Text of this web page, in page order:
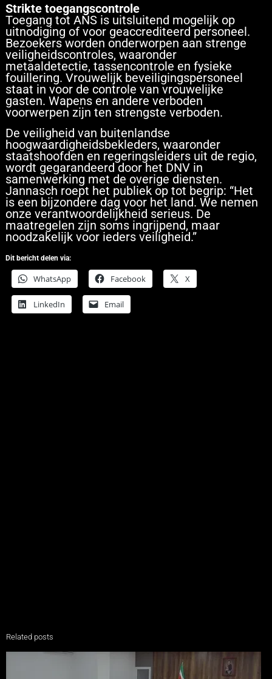
Strikte toegangscontrole
Toegang tot ANS is uitsluitend mogelijk op
uitnodiging of voor geaccrediteerd personeel.
Bezoekers worden onderworpen aan strenge
veiligheidscontroles, waaronder
metaaldetectie, tassencontrole en fysieke
fouillering. Vrouwelijk beveiligingspersoneel
staat in voor de controle van vrouwelijke
gasten. Wapens en andere verboden
voorwerpen zijn ten strengste verboden.
De veiligheid van buitenlandse
hoogwaardigheidsbekleders, waaronder
staatshoofden en regeringsleiders uit de regio,
wordt gegarandeerd door het DNV in
samenwerking met de overige diensten.
Jannasch roept het publiek op tot begrip: “Het
is een bijzondere dag voor het land. We nemen
onze verantwoordelijkheid serieus. De
maatregelen zijn soms ingrijpend, maar
noodzakelijk voor ieders veiligheid.”
Dit bericht delen via:
WhatsApp Facebook X
LinkedIn Email
Related posts